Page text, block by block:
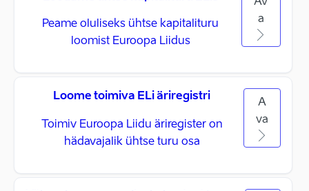
Peame oluliseks ühtse kapitalituru
loomist Euroopa Liidus
a
Loome toimiva ELi äriregistri
Toimiv Euroopa Liidu äriregister on
hädavajalik ühtse turu osa
A
va